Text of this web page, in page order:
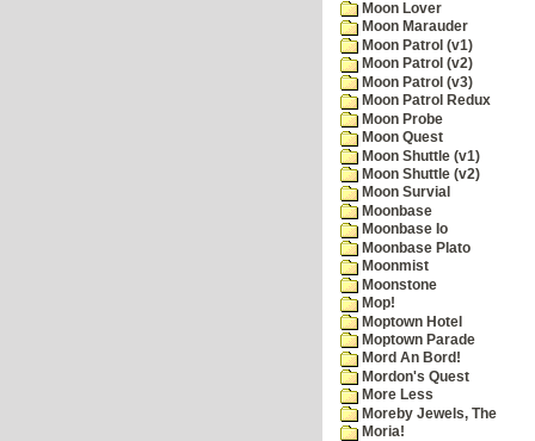
Moon Lover
Moon Marauder
Moon Patrol (v1)
Moon Patrol (v2)
Moon Patrol (v3)
Moon Patrol Redux
Moon Probe
Moon Quest
Moon Shuttle (v1)
Moon Shuttle (v2)
Moon Survial
Moonbase
Moonbase Io
Moonbase Plato
Moonmist
Moonstone
Mop!
Moptown Hotel
Moptown Parade
Mord An Bord!
Mordon's Quest
More Less
Moreby Jewels, The
Moria!